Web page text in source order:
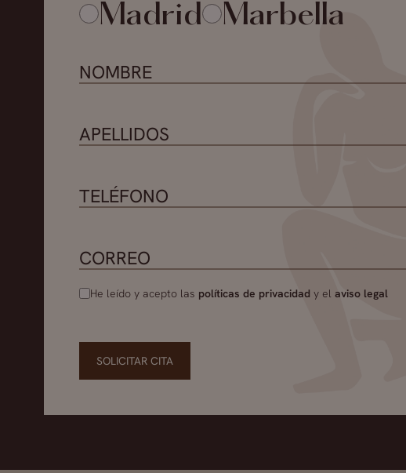
Madrid Marbella
He leído y acepto las políticas de privacidad y el aviso legal
SOLICITAR CITA